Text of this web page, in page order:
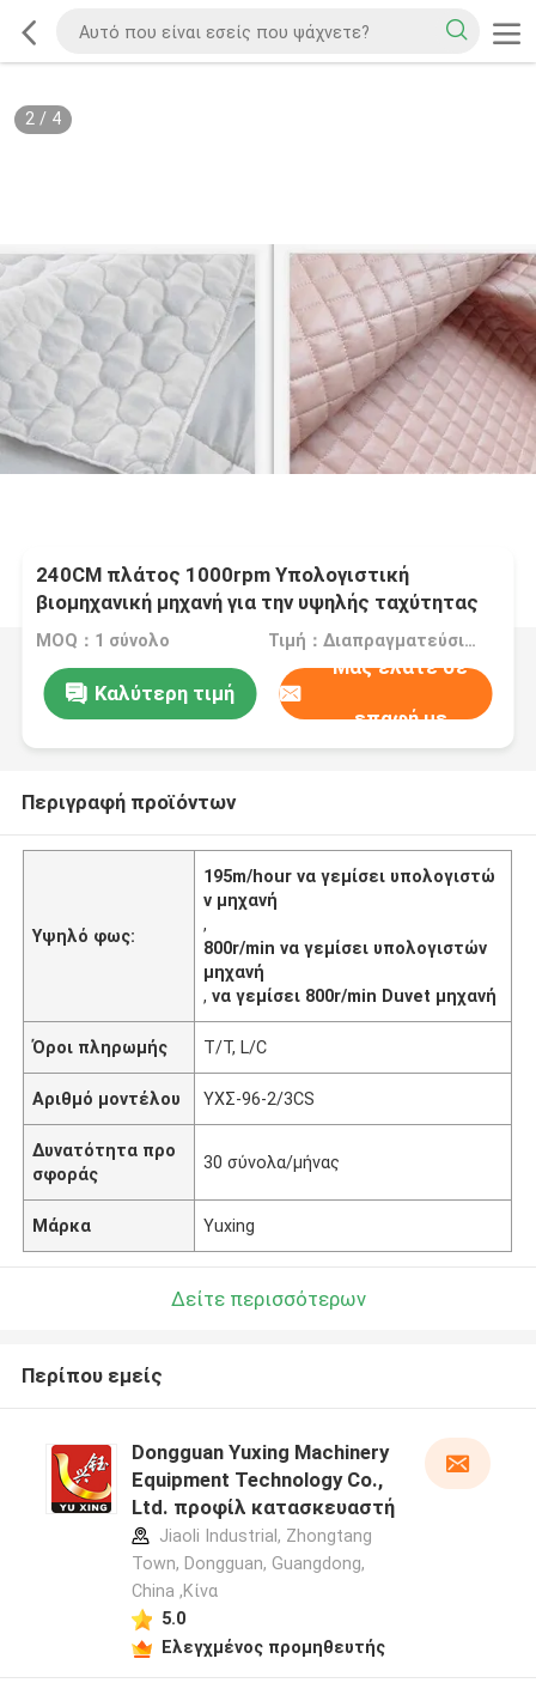
2/ 4
240CM πλάτος 1000rpm Υπολογιστική
βιομηχανική μηχανή για την υψηλής ταχύτητας
παραγωγή κουβέρτας
MOQ：1 σύνολο Τιμή：Διαπραγματεύσιμα
Καλύτερη τιμή
Μας ελάτε σε
επαφή με
Περιγραφή προϊόντων
Υψηλό φως:
195m/hour να γεμίσει υπολογιστώ
ν μηχανή
,
800r/min να γεμίσει υπολογιστών
μηχανή
,να γεμίσει 800r/min Duvet μηχανή
Όροι πληρωμής T/T, L/C
Αριθμό μοντέλου ΥΧΣ-96-2/3CS
Δυνατότητα προ
σφοράς
30 σύνολα/μήνας
Μάρκα Yuxing
Δείτε περισσότερων
Περίπου εμείς
Dongguan Yuxing Machinery
Equipment Technology Co.,
Ltd. προφίλ κατασκευαστή
Jiaoli Industrial, Zhongtang
Town, Dongguan, Guangdong,
China ,Κίνα
5.0
Ελεγχμένος προμηθευτής